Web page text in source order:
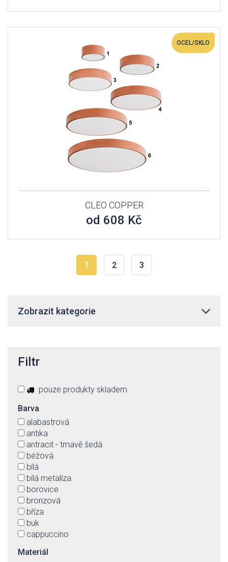
OCEL/SKLO
CLEO COPPER
od 608 Kč
1 2 3
Zobrazit kategorie
Filtr
pouze produkty skladem
Barva
alabastrová
antika
antracit - tmavě šedá
béžová
bílá
bílá metalíza
borovice
bronzová
bříza
buk
cappuccino
červená
Materiál